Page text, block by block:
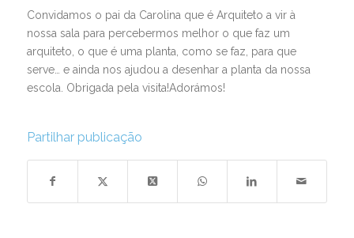
Convidamos o pai da Carolina que é Arquiteto a vir à
nossa sala para percebermos melhor o que faz um
arquiteto, o que é uma planta, como se faz, para que
serve… e ainda nos ajudou a desenhar a planta da nossa
escola. Obrigada pela visita!Adorámos!
Partilhar publicação